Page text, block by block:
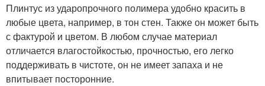
Плинтус из ударопрочного полимера удобно красить в
любые цвета, например, в тон стен. Также он может быть
с фактурой и цветом. В любом случае материал
отличается влагостойкостью, прочностью, его легко
поддерживать в чистоте, он не имеет запаха и не
впитывает посторонние.